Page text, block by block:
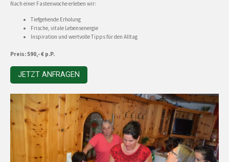
Nach einer Fastenwoche erleben wir:
Tiefgehende Erholung
Frische, vitale Lebensenergie
Inspiration und wertvolle Tipps für den Alltag
Preis: 590,- € p.P.
JETZT ANFRAGEN